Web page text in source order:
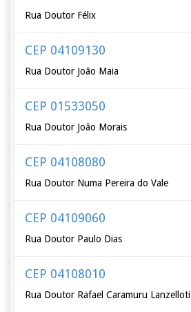
Rua Doutor Félix
CEP 04109130
Rua Doutor João Maia
CEP 01533050
Rua Doutor João Morais
CEP 04108080
Rua Doutor Numa Pereira do Vale
CEP 04109060
Rua Doutor Paulo Dias
CEP 04108010
Rua Doutor Rafael Caramuru Lanzelloti